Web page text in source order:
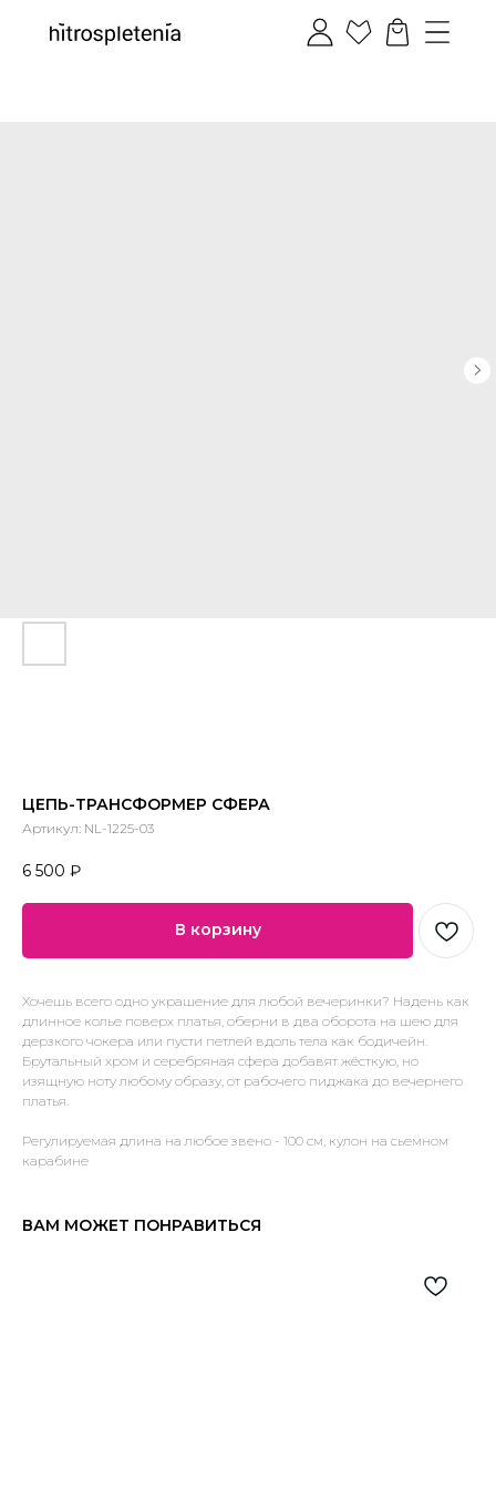
ЦЕПЬ-ТРАНСФОРМЕР СФЕРА
Артикул: NL-1225-03
6 500 ₽
В корзину
Хочешь всего одно украшение для любой вечеринки? Надень как
длинное колье поверх платья, оберни в два оборота на шею для
дерзкого чокера или пусти петлей вдоль тела как бодичейн.
Брутальный хром и серебряная сфера добавят жёсткую, но
изящную ноту любому образу, от рабочего пиджака до вечернего
платья.
Регулируемая длина на любое звено - 100 см, кулон на сьемном
карабине
ВАМ МОЖЕТ ПОНРАВИТЬСЯ